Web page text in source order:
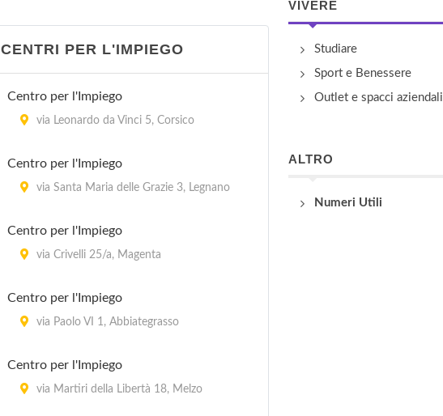
CENTRI PER L'IMPIEGO
Centro per l'Impiego
via Leonardo da Vinci 5, Corsico
Centro per l'Impiego
via Santa Maria delle Grazie 3, Legnano
Centro per l'Impiego
via Crivelli 25/a, Magenta
Centro per l'Impiego
via Paolo VI 1, Abbiategrasso
Centro per l'Impiego
via Martiri della Libertà 18, Melzo
VIVERE
Studiare
Sport e Benessere
Outlet e spacci aziendali
ALTRO
Numeri Utili